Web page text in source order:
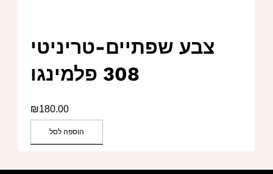
צבע שפתיים-טריניטי
308 פלמינגו
₪180.00
הוספה לסל